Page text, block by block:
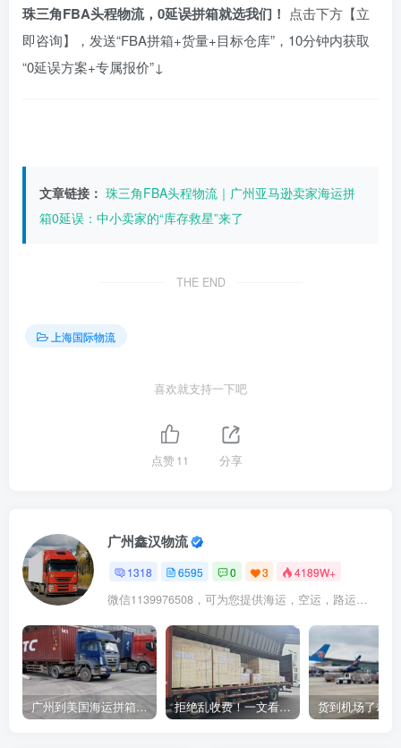
珠三角FBA头程物流，0延误拼箱就选我们！ 点击下方【立
即咨询】，发送“FBA拼箱+货量+目标仓库”，10分钟内获取
“0延误方案+专属报价”↓
文章链接： 珠三角FBA头程物流｜广州亚马逊卖家海运拼
箱0延误：中小卖家的“库存救星”来了
THE END
上海国际物流
喜欢就支持一下吧
点赞11 分享
广州鑫汉物流
1318 6595 0 3 4189W+
微信1139976508，可为您提供海运，空运，路运，铁路运输
广州到美国海运拼箱多少钱？2024年最新运费构成+隐藏费用避坑指南 拒绝乱收费！一文看懂中国货代计费套路，教你避开所有隐形坑